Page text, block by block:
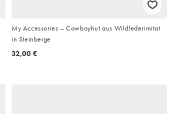
My Accessories – Cowboyhut aus Wildlederimitat
in Steinbeige
32,00 €